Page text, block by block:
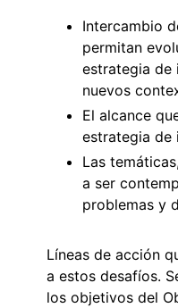
Intercambio
permitan
estrategia de
nuevos
El alcance
estrategia de
Las
a ser
problemas y
Líneas de acción
a estos desafíos.
los objetivos del